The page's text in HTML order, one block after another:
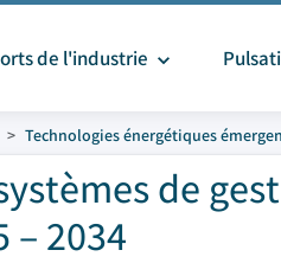
de l'industrie
Technologies énergétiques
de
– 2034